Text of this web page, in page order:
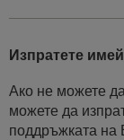
Изпратете
Ако не можете
можете да
поддръжката на